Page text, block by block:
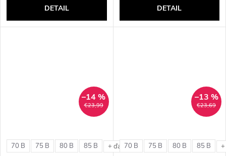
DETAIL DETAIL
€23,99
–14 %
70 B 75 B 80 B 85 B + ďalšie
€23,69
–13 %
70 B 75 B 80 B 85 B